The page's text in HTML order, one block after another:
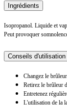
Ingrédients
Isopropanol. Liquide et
Peut provoquer
Conseils d'utilisation
Changez le
Retirez le brûleur
Entretenez
L'utilisation de la